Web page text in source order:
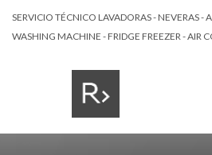
SERVICIO TÉCNICO LAVADORAS - NEVERAS -
WASHING MACHINE - FRIDGE FREEZER - AIR